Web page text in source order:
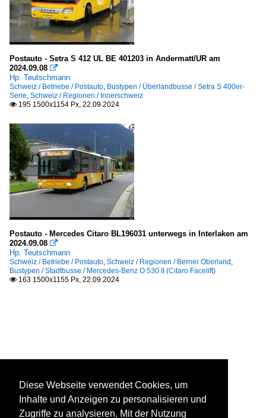
Postauto - Setra S 412 UL BE 401203 in Andermatt/UR am
2024.09.08 
Hp. Teutschmann
Schweiz / Betriebe / Postauto, Bustypen / Überlandbusse / Setra S 400er-
Serie, Schweiz / Regionen / Innerschweiz
 195 1500x1154 Px, 22.09.2024
Postauto - Mercedes Citaro BL196031 unterwegs in Interlaken am
2024.09.08 
Hp. Teutschmann
Schweiz / Betriebe / Postauto, Schweiz / Regionen / Berner Oberland ,
Bustypen / Stadtbusse / Mercedes-Benz O 530 II (Citaro Facelift)
 163 1500x1155 Px, 22.09.2024
Diese Webseite verwendet Cookies, um
Inhalte und Anzeigen zu personalisieren und
Zugriffe zu analysieren. Mit der Nutzung